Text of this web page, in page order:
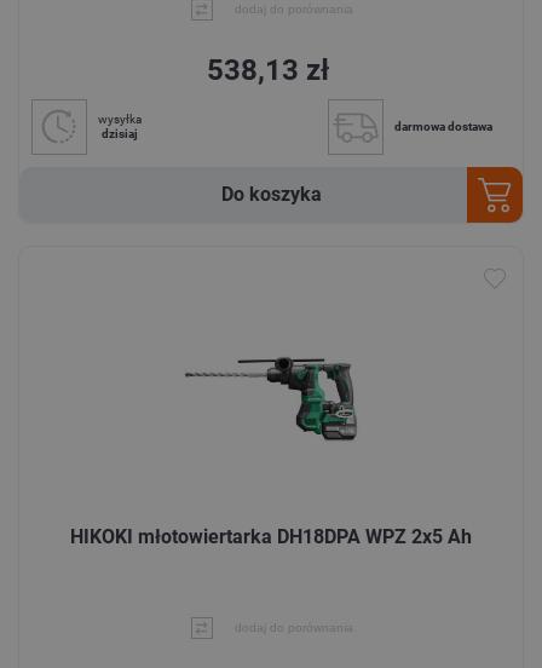
dodaj do porównania
538,13 zł
wysyłka
dzisiaj
darmowa dostawa
Do koszyka
HIKOKI młotowiertarka DH18DPA WPZ 2x5 Ah
dodaj do porównania